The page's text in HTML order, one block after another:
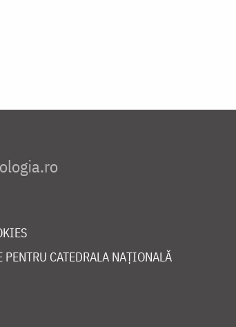
PENTRU CATEDRALA NAȚIONALĂ